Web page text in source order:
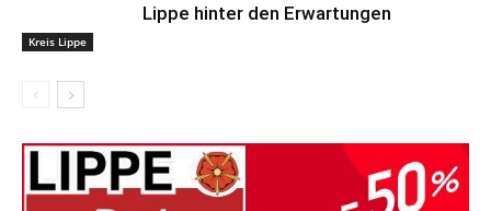
Kreis Lippe
Lippe hinter den Erwartungen